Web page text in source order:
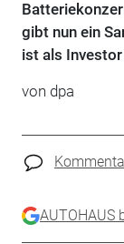
gibt nun ein
ist als
von dpa
AUTOHAUS